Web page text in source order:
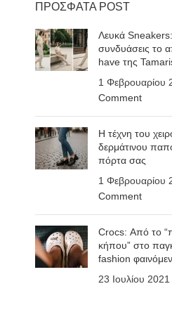
ΠΡΟΣΦΑΤΑ POST
Λευκά
συνδυάσεις το
have της
1 Φεβρουαρίου
Comment
Η τέχνη του
δερμάτινου
πόρτα σας
1 Φεβρουαρίου
Comment
Crocs: Από το
κήπου” στο
fashion
23 Ιουλίου 2021